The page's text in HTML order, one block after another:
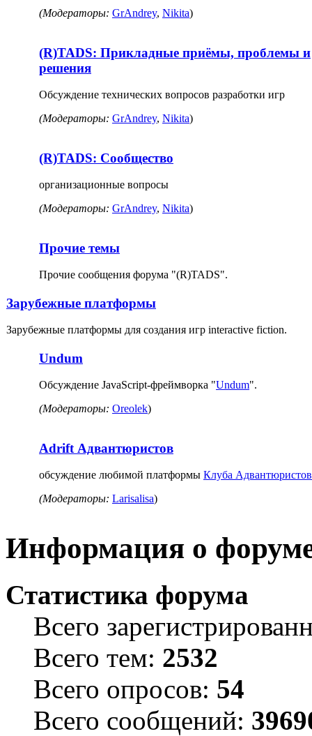
(Модераторы: GrAndrey, Nikita)
(R)TADS: Прикладные приёмы, проблемы и
решения
Обсуждение технических вопросов разработки игр
(Модераторы: GrAndrey, Nikita)
(R)TADS: Сообщество
организационные вопросы
(Модераторы: GrAndrey, Nikita)
Прочие темы
Прочие сообщения форума "(R)TADS".
Зарубежные платформы
Зарубежные платформы для создания игр interactive fiction.
Undum
Обсуждение JavaScript-фреймворка "Undum".
(Модераторы: Oreolek)
Adrift Адвантюристов
обсуждение любимой платформы Клуба Адвантюристов
(Модераторы: Larisalisa)
Информация о
Статистика форума
Всего
Всего тем: 2532
Всего опросов: 54
Всего сообщений: